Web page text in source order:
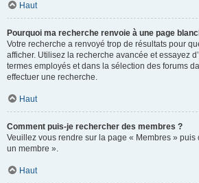
Haut
Pourquoi ma recherche renvoie à une page
Votre recherche a renvoyé trop de résultats pour
afficher. Utilisez la recherche avancée et essayez
termes employés et dans la sélection des forums
effectuer une recherche.
Haut
Comment puis-je rechercher des membres ?
Veuillez vous rendre sur la page « Membres »
un membre ».
Haut